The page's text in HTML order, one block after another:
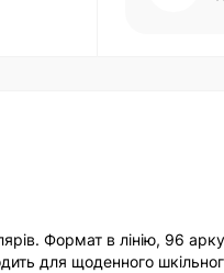
Формат в лінію, 96
для щоденного